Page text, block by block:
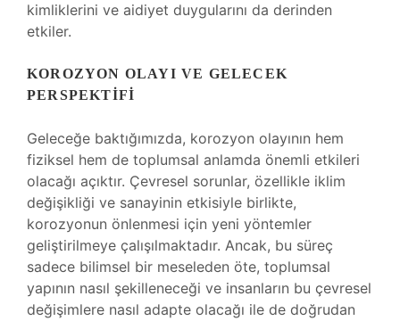
kimliklerini ve aidiyet duygularını da derinden
etkiler.
KOROZYON OLAYI VE GELECEK
PERSPEKTIFI
Geleceğe baktığımızda, korozyon olayının hem
fiziksel hem de toplumsal anlamda önemli etkileri
olacağı açıktır. Çevresel sorunlar, özellikle iklim
değişikliği ve sanayinin etkisiyle birlikte,
korozyonun önlenmesi için yeni yöntemler
geliştirilmeye çalışılmaktadır. Ancak, bu süreç
sadece bilimsel bir meseleden öte, toplumsal
yapının nasıl şekilleneceği ve insanların bu çevresel
değişimlere nasıl adapte olacağı ile de doğrudan